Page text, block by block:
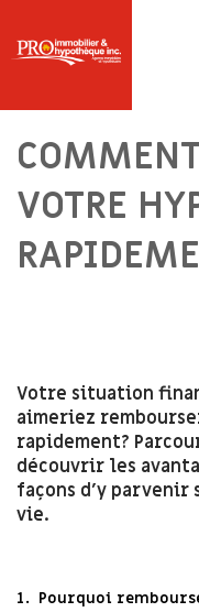
VOTRE
Votre situation
aimeriez
rapidement?
découvrir les
façons d’y
vie.
1. Pourquoi